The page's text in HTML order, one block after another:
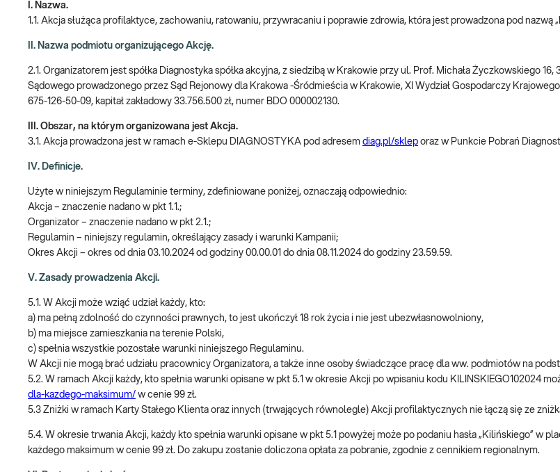
I. Nazwa.
1.1. Akcja służąca profilaktyce, zachowaniu, ratowaniu, przywracaniu i poprawie zdrowia, która jest prowadzona pod nazwą
II. Nazwa podmiotu organizującego Akcję.
2.1. Organizatorem jest spółka Diagnostyka spółka akcyjna, z siedzibą w Krakowie przy ul. Prof. Michała Życzkowskiego
Sądowego prowadzonego przez Sąd Rejonowy dla Krakowa -Śródmieścia w Krakowie, XI Wydział Gospodarczy
675-126-50-09, kapitał zakładowy 33.756.500 zł, numer BDO 000002130.
III. Obszar, na którym organizowana jest Akcja.
3.1. Akcja prowadzona jest w ramach e-Sklepu DIAGNOSTYKA pod adresem diag.pl/sklep oraz w Punkcie Pobrań
IV. Definicje.
Użyte w niniejszym Regulaminie terminy, zdefiniowane poniżej, oznaczają odpowiednio:
Akcja – znaczenie nadano w pkt 1.1.;
Organizator – znaczenie nadano w pkt 2.1.;
Regulamin – niniejszy regulamin, określający zasady i warunki Kampanii;
Okres Akcji – okres od dnia 03.10.2024 od godziny 00.00.01 do dnia 08.11.2024 do godziny 23.59.59.
V. Zasady prowadzenia Akcji.
5.1. W Akcji może wziąć udział każdy, kto:
a) ma pełną zdolność do czynności prawnych, to jest ukończył 18 rok życia i nie jest ubezwłasnowolniony,
b) ma miejsce zamieszkania na terenie Polski,
c) spełnia wszystkie pozostałe warunki niniejszego Regulaminu.
W Akcji nie mogą brać udziału pracownicy Organizatora, a także inne osoby świadczące pracę dla ww. podmiotów na
5.2. W ramach Akcji każdy, kto spełnia warunki opisane w pkt 5.1 w okresie Akcji po wpisaniu kodu KILINSKIEGO102024
dla-kazdego-maksimum/ w cenie 99 zł.
5.3 Zniżki w ramach Karty Stałego Klienta oraz innych (trwających równolegle) Akcji profilaktycznych nie łączą się ze
5.4. W okresie trwania Akcji, każdy kto spełnia warunki opisane w pkt 5.1 powyżej może po podaniu hasła „Kilińskiego”
każdego maksimum w cenie 99 zł. Do zakupu zostanie doliczona opłata za pobranie, zgodnie z cennikiem regionalnym.